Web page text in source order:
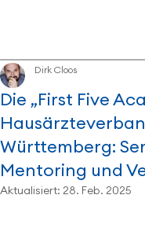
Die „First Five
Württemberg:
Mentoring und
Dirk Cloos
Aktualisiert: 28. Feb. 2025